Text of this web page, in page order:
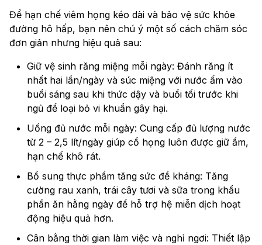
Để hạn chế viêm họng kéo dài và bảo vệ sức khỏe
đường hô hấp, bạn nên chú ý một số cách chăm sóc
đơn giản nhưng hiệu quả sau:
Giữ vệ sinh răng miệng mỗi ngày: Đánh răng ít
nhất hai lần/ngày và súc miệng với nước ấm vào
buổi sáng sau khi thức dậy và buổi tối trước khi
ngủ để loại bỏ vi khuẩn gây hại.
Uống đủ nước mỗi ngày: Cung cấp đủ lượng nước
từ 2 – 2,5 lít/ngày giúp cổ họng luôn được giữ ẩm,
hạn chế khô rát.
Bổ sung thực phẩm tăng sức đề kháng: Tăng
cường rau xanh, trái cây tươi và sữa trong khẩu
phần ăn hằng ngày để hỗ trợ hệ miễn dịch hoạt
động hiệu quả hơn.
Cân bằng thời gian làm việc và nghỉ ngơi: Thiết lập